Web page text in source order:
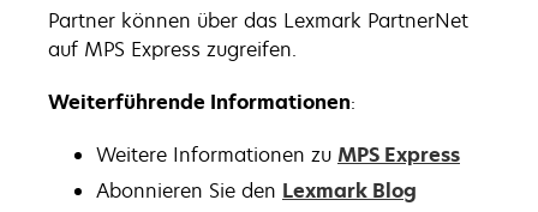
Partner können über das Lexmark PartnerNet
auf MPS Express zugreifen.
Weiterführende Informationen:
Weitere Informationen zu MPS Express
Abonnieren Sie den Lexmark Blog